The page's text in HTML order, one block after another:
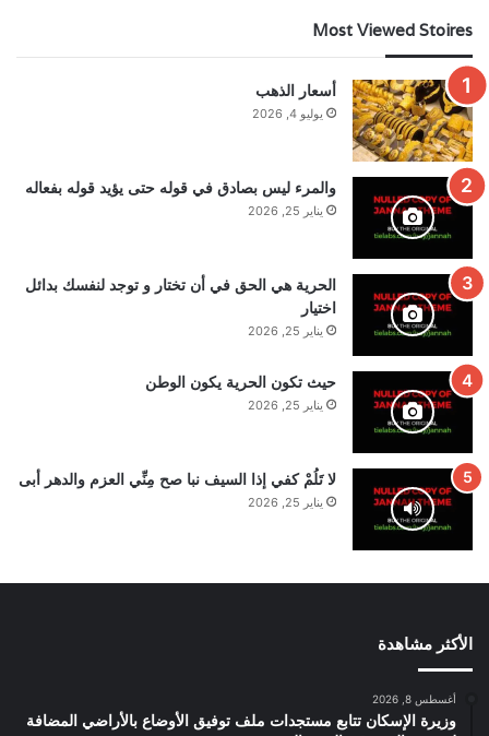
Most Viewed Stoires
أسعار الذهب
يوليو 4, 2026
والمرء ليس بصادق في قوله حتى يؤيد قوله بفعاله
يناير 25, 2026
الحرية هي الحق في أن تختار و توجد لنفسك بدائل
اختيار
يناير 25, 2026
حيث تكون الحرية يكون الوطن
يناير 25, 2026
لا تَلُمْ كفي إذا السيف نبا صح مِنِّي العزم والدهر أبى
يناير 25, 2026
الأكثر مشاهدة
أغسطس 8, 2026
وزيرة الإسكان تتابع مستجدات ملف توفيق الأوضاع بالأراضي المضافة